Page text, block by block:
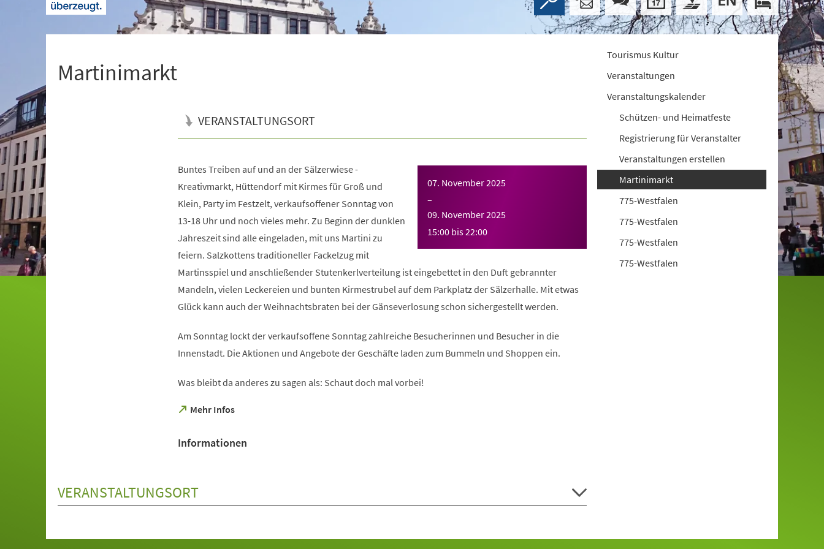
Martinimarkt
VERANSTALTUNGSORT
07. November 2025
–
09. November 2025
15:00 bis22:00
Buntes Treiben auf und an der Sälzerwiese -
Kreativmarkt, Hüttendorf mit Kirmes für Groß und
Klein, Party im Festzelt, verkaufsoffener Sonntag von
13-18 Uhr und noch vieles mehr. Zu Beginn der dunklen
Jahreszeit sind alle eingeladen, mit uns Martini zu
feiern. Salzkottens traditioneller Fackelzug mit
Martinsspiel und anschließender Stutenkerlverteilung ist eingebettet in den Duft gebrannter
Mandeln, vielen Leckereien und bunten Kirmestrubel auf dem Parkplatz der Sälzerhalle. Mit etwas
Glück kann auch der Weihnachtsbraten bei der Gänseverlosung schon sichergestellt werden.
Am Sonntag lockt der verkaufsoffene Sonntag zahlreiche Besucherinnen und Besucher in die
Innenstadt. Die Aktionen und Angebote der Geschäfte laden zum Bummeln und Shoppen ein.
Was bleibt da anderes zu sagen als: Schaut doch mal vorbei!
Mehr Infos
(Öffnet
neuen
Informationen
VERANSTALTUNGSORT
Tourismus Kultur
Veranstaltungen
Veranstaltungskalender
Schützen- und Heimatfeste
Registrierung für Veranstalter
Veranstaltungen erstellen
Martinimarkt
775-Westfalen
775-Westfalen
775-Westfalen
775-Westfalen